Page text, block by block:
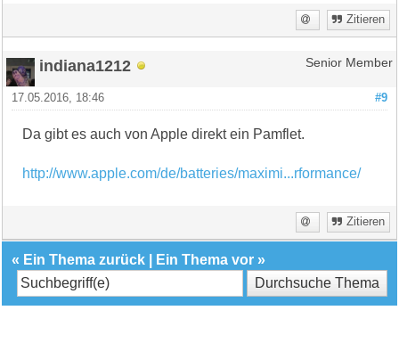
Zitieren
indiana1212 Senior Member
#9
17.05.2016, 18:46
Da gibt es auch von Apple direkt ein Pamflet.
http://www.apple.com/de/batteries/maximi...rformance/
Zitieren
« Ein Thema zurück Ein Thema vor »